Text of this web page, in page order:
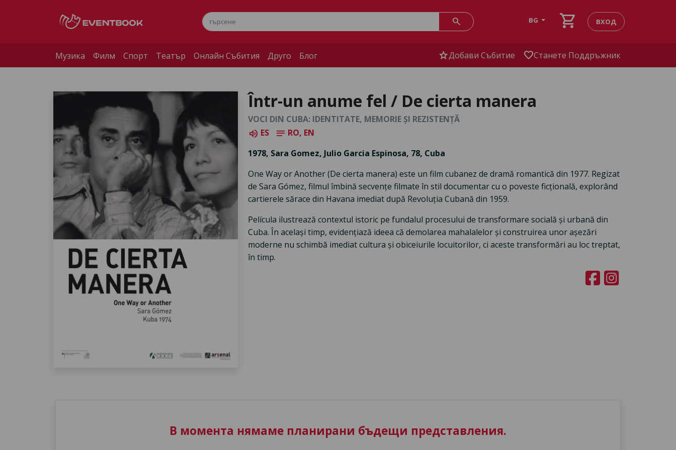
search BG shopping_cart ВХОД
Музика Филм Спорт Театър Онлайн Събития Друго Блог starДобави Събитие favoriteСтанете Поддръжник
Într-un anume fel / De cierta manera
VOCI DIN CUBA: IDENTITATE, MEMORIE ȘI REZISTENȚĂ
volume_up ES notes RO, EN
1978, Sara Gomez, Julio Garcia Espinosa, 78, Cuba
One Way or Another (De cierta manera) este un film cubanez de dramă romantică din 1977. Regizat
de Sara Gómez, filmul îmbină secvențe filmate în stil documentar cu o poveste ficțională, explorând
cartierele sărace din Havana imediat după Revoluția Cubană din 1959.
Película ilustrează contextul istoric pe fundalul procesului de transformare socială și urbană din
Cuba. În același timp, evidențiază ideea că demolarea mahalalelor și construirea unor așezări
moderne nu schimbă imediat cultura și obiceiurile locuitorilor, ci aceste transformări au loc treptat,
în timp.
В момента нямаме планирани бъдещи представления.